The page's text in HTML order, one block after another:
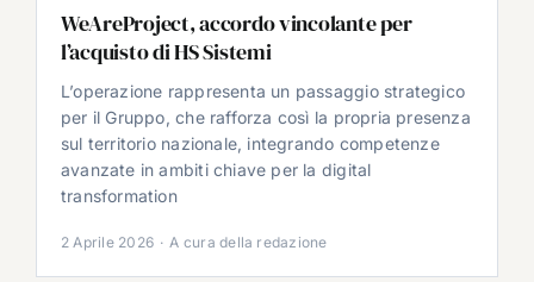
WeAreProject, accordo vincolante per
l’acquisto di HS Sistemi
L’operazione rappresenta un passaggio strategico
per il Gruppo, che rafforza così la propria presenza
sul territorio nazionale, integrando competenze
avanzate in ambiti chiave per la digital
transformation
2 Aprile 2026 · A cura della redazione